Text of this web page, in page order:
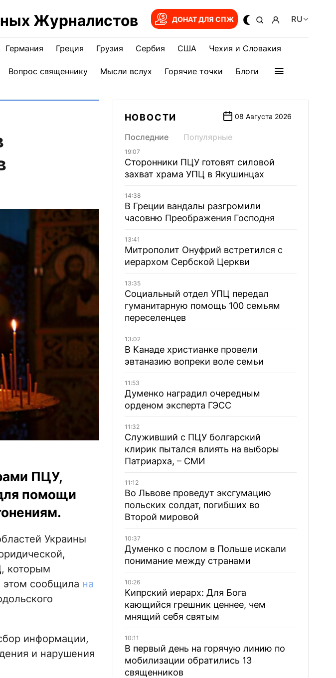
Журналистов ДОНАТ ДЛЯ СПЖ RU
Германия Греция Грузия Сербия США Чехия и Словакия
Вопрос священнику Мысли вслух Горячие точки Блоги
ПЦУ,
помощи
Украины
которым
сообщила на
информации,
и нарушения
НОВОСТИ 08 Августа 2026
Последние Популярные
19:07
Сторонники ПЦУ готовят силовой
захват храма УПЦ в Якушинцах
14:38
В Греции вандалы разгромили
часовню Преображения Господня
13:41
Митрополит Онуфрий встретился с
иерархом Сербской Церкви
13:35
Социальный отдел УПЦ передал
гуманитарную помощь 100 семьям
переселенцев
13:02
В Канаде христианке провели
эвтаназию вопреки воле семьи
11:53
Думенко наградил очередным
орденом эксперта ГЭСС
11:32
Служивший с ПЦУ болгарский
клирик пытался влиять на выборы
Патриарха, – СМИ
11:12
Во Львове проведут эксгумацию
польских солдат, погибших во
Второй мировой
10:37
Думенко с послом в Польше искали
понимание между странами
10:26
Кипрский иерарх: Для Бога
кающийся грешник ценнее, чем
мнящий себя святым
10:11
В первый день на горячую линию по
мобилизации обратились 13
священников